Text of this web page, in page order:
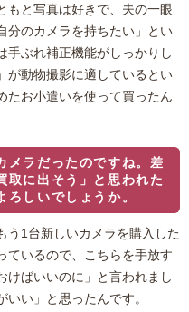
もと写真は好きで、夫の一眼
分のカメラを持ちたい」とい
手ぶれ補正機能がしっかりし
が動物撮影に適しているとい
たお小遣いを使って買ったん
メラだったのですね。差
取に出そう」と思われた
ろしいでしょうか。
う1台新しいカメラを購入した
ているので、こちらを手放す
けばいいのに」と言われまし
い」と思ったんです。